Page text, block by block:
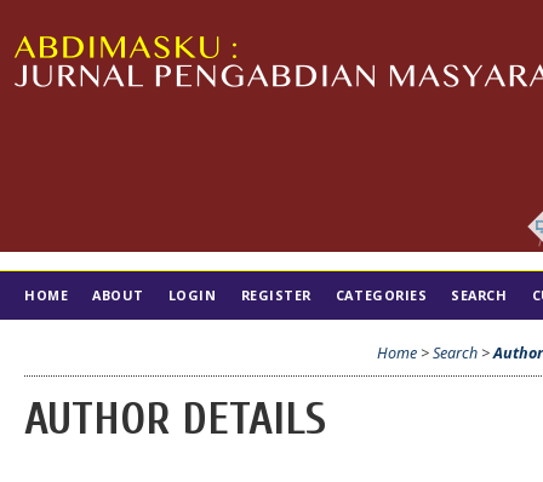
HOME ABOUT LOGIN REGISTER CATEGORIES SEARCH
Home >Search >
AUTHOR DETAILS